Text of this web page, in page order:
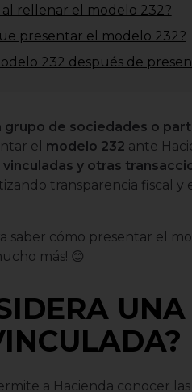
al rellenar el modelo 232?
presentar el modelo 232?
232 después de
grupo de sociedades o
el modelo 232 ante
y otras
transparencia fiscal y
saber cómo presentar el
más! 😊
UNA
a Hacienda conocer